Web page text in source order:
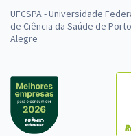
UFCSPA - Universidade
de Ciência da Saúde de Porto
Alegre